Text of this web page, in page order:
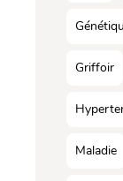
Griffoir
Maladie